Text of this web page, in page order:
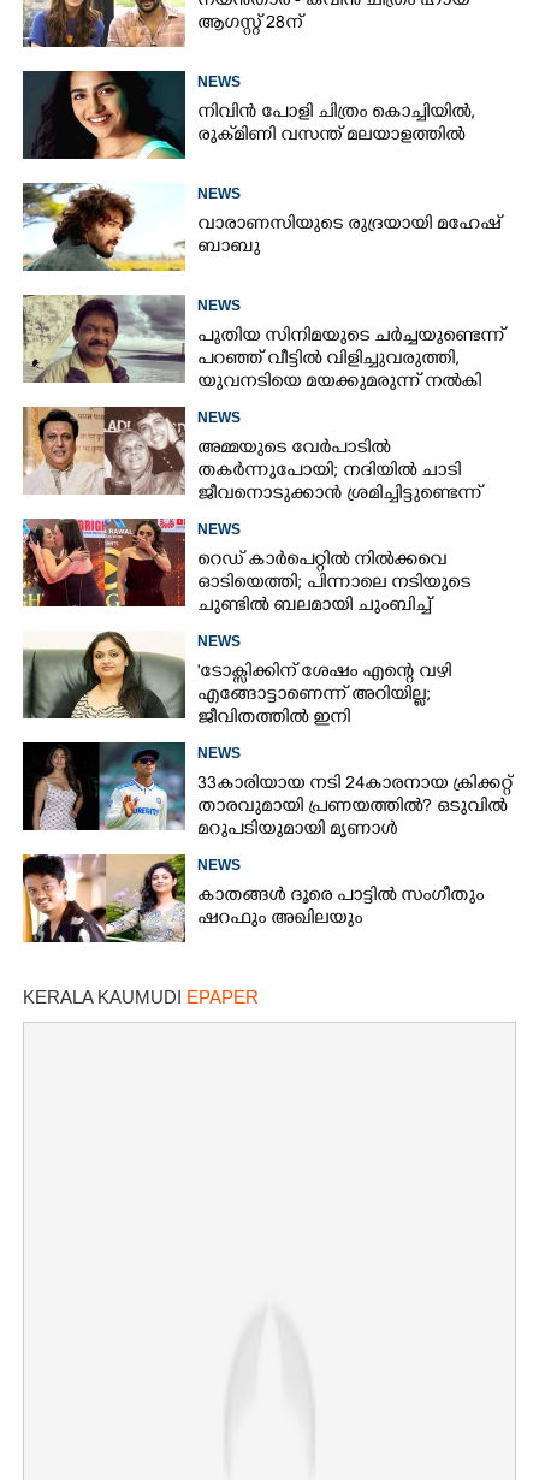
ആഗസ്റ്റ് 28ന്
NEWS
നിവിൻ പോളി ചിത്രം കൊച്ചിയിൽ,
രുക്‌മിണി വസന്ത് മലയാളത്തിൽ
NEWS
വാരാണസിയുടെ രുദ്രയായി മഹേഷ്
ബാബു
NEWS
പുതിയ സിനിമയുടെ ചർച്ചയുണ്ടെന്ന്
പറ‍‌ഞ്ഞ് വീട്ടിൽ വിളിച്ചുവരുത്തി,
യുവനടിയെ മയക്കുമരുന്ന് നൽകി
NEWS
അമ്മയുടെ വേർപാടിൽ
തകർന്നുപോയി; നദിയിൽ ചാടി
ജീവനൊടുക്കാൻ ശ്രമിച്ചിട്ടുണ്ടെന്ന്
NEWS
റെഡ് കാർപെറ്റിൽ നിൽക്കവെ
ഓടിയെത്തി; പിന്നാലെ നടിയുടെ
ചുണ്ടിൽ ബലമായി ചുംബിച്ച്
NEWS
'ടോക്സിക്കിന് ശേഷം എന്റെ വഴി
എങ്ങോട്ടാണെന്ന് അറിയില്ല;
ജീവിതത്തിൽ ഇനി
ഉള്ളിൽ ഉണ്ടായിരിക്കും'
NEWS
33കാരിയായ നടി 24കാരനായ ക്രിക്കറ്റ്
താരവുമായി പ്രണയത്തിൽ? ഒടുവിൽ
മറുപടിയുമായി മൃണാൾ
NEWS
കാതങ്ങൾ ദൂരെ പാട്ടിൽ സംഗീതും
ഷറഫും അഖിലയും
KERALA KAUMUDI EPAPER